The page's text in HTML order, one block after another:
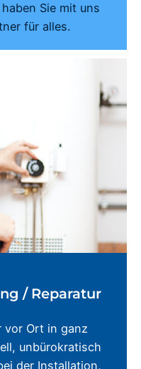
Sie mit uns
für alles.
/ Reparatur
vor Ort in ganz
unbürokratisch
der Installation,